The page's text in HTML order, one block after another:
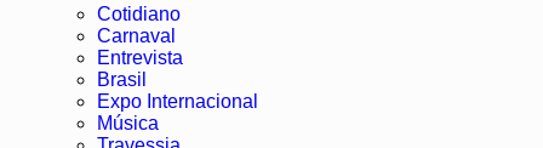
Cotidiano
Carnaval
Entrevista
Brasil
Expo Internacional
Música